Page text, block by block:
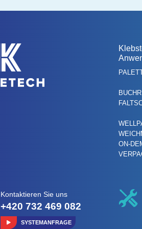
ON-
Kontaktieren Sie uns
+420 732 469 082
SYSTEMANFRAGE